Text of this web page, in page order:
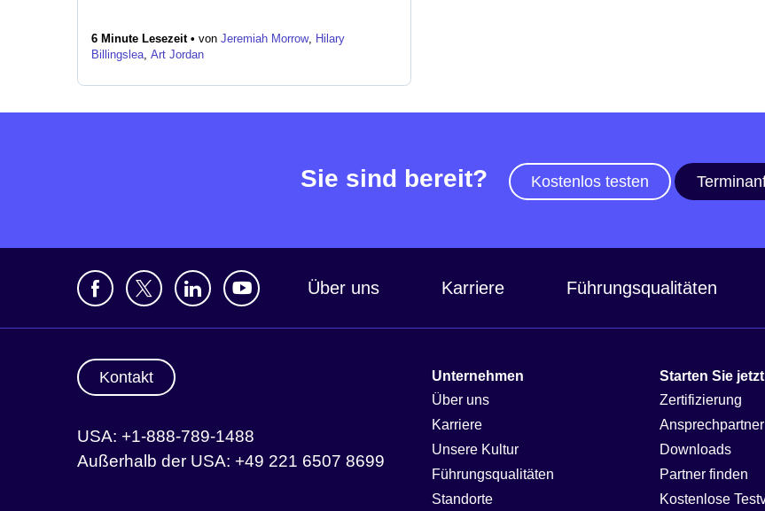
6 Minute Lesezeit • von Jeremiah Morrow, Hilary
Billingslea, Art Jordan
Sie sind bereit? Kostenlos testen
Über uns Karriere Führungsqualitäten
Kontakt
USA: +1-888-789-1488
Außerhalb der USA: +49 221 6507 8699
Unternehmen
Über uns
Karriere
Unsere Kultur
Führungsqualitäten
Standorte
Starten Sie jetzt
Zertifizierung
Downloads
Partner finden
Kostenlose